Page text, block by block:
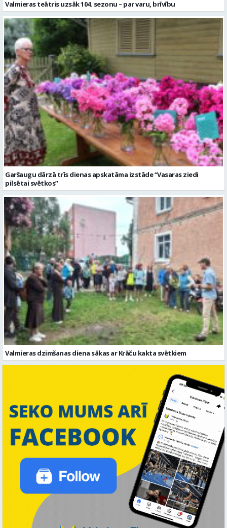
Garšaugu dārzā trīs dienas apskatāma izstāde “Vasaras ziedi
pilsētai svētkos”
Valmieras dzimšanas diena sākas ar Krāču kakta svētkiem